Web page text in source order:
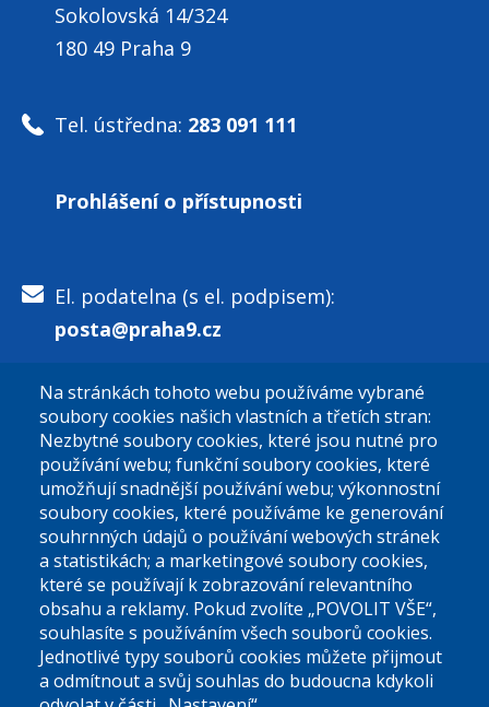
Sokolovská 14/324
180 49 Praha 9
Tel. ústředna: 283 091 111
Prohlášení o přístupnosti
El. podatelna (s el. podpisem):
posta@praha9.cz
El. podatelna (bez el. podpisu):
podatelna@praha9.cz
Úřední dny:
Po a St: 08.00-12.00; 13.00-18.00
Úřední hodiny
Na stránkách tohoto webu používáme vybrané
soubory cookies našich vlastních a třetích stran:
Nezbytné soubory cookies, které jsou nutné pro
používání webu; funkční soubory cookies, které
umožňují snadnější používání webu; výkonnostní
soubory cookies, které používáme ke generování
souhrnných údajů o používání webových stránek
a statistikách; a marketingové soubory cookies,
které se používají k zobrazování relevantního
obsahu a reklamy. Pokud zvolíte „POVOLIT VŠE“,
souhlasíte s používáním všech souborů cookies.
Jednotlivé typy souborů cookies můžete přijmout
a odmítnout a svůj souhlas do budoucna kdykoli